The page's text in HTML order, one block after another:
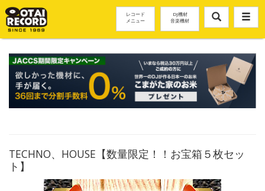
レコード
メニュー
DJ機材
音楽機材
TECHNO、HOUSE【数量限定！！お宝箱５枚セッ
ト】